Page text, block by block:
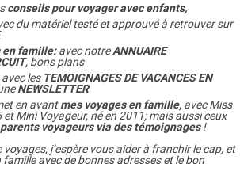
conseils pour voyager avec enfants,
du matériel testé et approuvé à retrouver sur
en famille:avec notreANNUAIRE
, bons plans
avec les TEMOIGNAGES DE VACANCES EN
NEWSLETTER
en avantmes voyages en famille, avec Miss
et Mini Voyageur, né en 2011; mais aussi ceux
voyageurs via des témoignages!
j’espère vous aider à franchir le cap, et
avec de bonnes adresses et le bon